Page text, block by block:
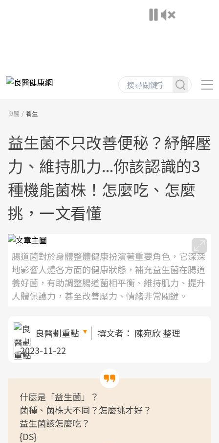
良醫 養生
益生菌不只改善便秘？紓解壓
力、維持肌力...你該認識的3
種機能菌株！怎麼吃、怎麼
挑，一文看懂
腸道菌對於身體整體健康扮演著重要角色，它深深
地影響人體各方面的健康狀態，補充益生菌在腸道
養好菌，有助調整腸道菌相平衡、維持肌力、提升
人體保護力，甚至改善壓力、情緒非常關鍵。
良醫劃重點 撰文者： 陳宛欣 整理
2023-11-22
什麼是「益生菌」？
菌種、菌株大不同？怎麼挑才好？
益生菌該怎麼吃？
{DS}